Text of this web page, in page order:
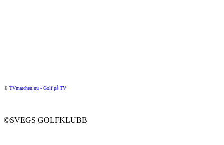
© TVmatchen.nu - Golf på TV
©SVEGS GOLFKLUBB